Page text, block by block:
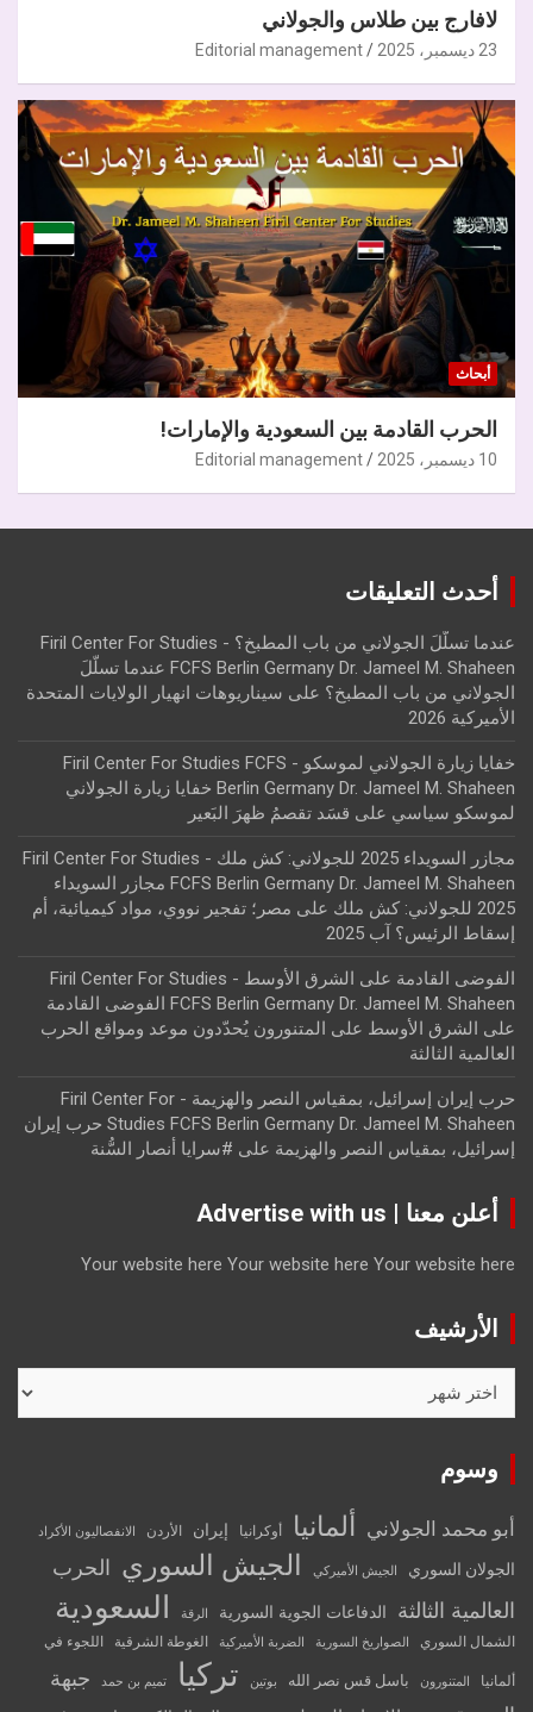
لافارج بين طلاس والجولاني
23 ديسمبر، 2025 Editorial management
أبحاث
الحرب القادمة بين السعودية والإمارات!
10 ديسمبر، 2025 Editorial management
أحدث التعليقات
عندما تسلّلَ الجولاني من باب المطبخ؟ - Firil Center For Studies
FCFS Berlin Germany Dr. Jameel M. Shaheen عندما تسلّلَ
الجولاني من باب المطبخ؟ على سيناريوهات انهيار الولايات المتحدة
الأميركية 2026
خفايا زيارة الجولاني لموسكو - Firil Center For Studies FCFS
Berlin Germany Dr. Jameel M. Shaheen خفايا زيارة الجولاني
لموسكو سياسي على قسَد تقصمُ ظهرَ البَعير
مجازر السويداء 2025 للجولاني: كش ملك - Firil Center For Studies
FCFS Berlin Germany Dr. Jameel M. Shaheen مجازر السويداء
2025 للجولاني: كش ملك
على مصر؛ تفجير نووي، مواد كيميائية، أم
إسقاط الرئيس؟ آب 2025
الفوضى القادمة على الشرق الأوسط - Firil Center For Studies
FCFS Berlin Germany Dr. Jameel M. Shaheen الفوضى القادمة
على الشرق الأوسط على
المتنورون يُحدّدون موعد ومواقع الحرب
العالمية الثالثة
حرب إيران إسرائيل، بمقياس النصر والهزيمة - Firil Center For
Studies FCFS Berlin Germany Dr. Jameel M. Shaheen حرب إيران
إسرائيل، بمقياس النصر والهزيمة على #سرايا أنصار السُّنة
أعلن معنا | Advertise with us
Your website here Your website here Your website here
الأرشيف
وسوم
أبو محمد الجولاني ألمانيا أوكرانيا إيران الأردن الانفصاليون الأكراد
الجولان السوري الجيش الأميركي الجيش السوري الحرب
العالمية الثالثة
الدفاعات الجوية السورية الرقة السعودية
الشمال السوري الصواريخ السورية الضربة الأميركية الغوطة الشرقية اللجوء في
ألمانيا المتنورون باسل قس نصر الله بوتين تركيا تميم بن حمد
جبهة